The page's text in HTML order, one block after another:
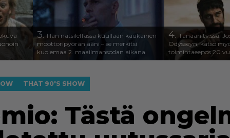
3. Illan natsileffassa kuullaan kaukainen
moottoripyörän ääni – se merkitsi
kuolemaa 2. maailmansodan aikana
4. Tänään tv:ssä:
Odysseyn, katso
toimintaeepos 20
THAT 90'S SHOW
Tästä